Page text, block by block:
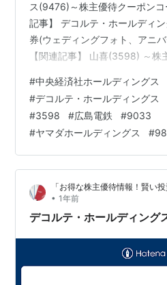
ス(9476)～株主優待クーポン
記事】 デコルテ・ホールディ
券(ウェディングフォト、アニ
【関連記事】 山喜(3598) ～株
連記事】 ヤマダホールディン
待券 1,000円分～ 【関連記事】
がとうございます。 私は「
す。 中小型バリュー株を中心と
で、 兼…
#中央経済社ホールディングス
#デコルテ・ホールディングス
#3598 #広島電鉄 #9033
#ヤマダホールディングス #
「お得な株主優待情報！賢い
• 1年前
デコルテ・ホールディン